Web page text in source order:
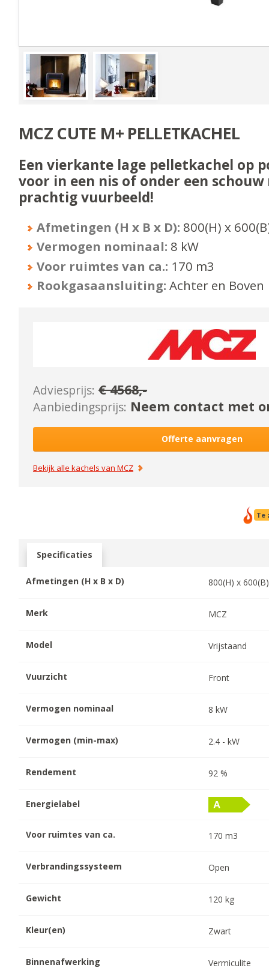
MCZ CUTE M+ PELLETKACHEL
Een vierkante lage pelletkachel op
voor in een nis of onder een schouw
prachtig vuurbeeld!
Afmetingen (H x B x D): 800(H) x 600
Vermogen nominaal: 8 kW
Voor ruimtes van ca.: 170 m3
Rookgasaansluiting: Achter en Boven
Adviesprijs: €4568,-
Aanbiedingsprijs: Neem contact met
Offerte aanvragen
Bekijk alle kachels vanMCZ
Te
Specificaties
Afmetingen (H x B x D) 800(H) x600
Merk MCZ
Model Vrijstaand
Vuurzicht Front
Vermogen nominaal 8 kW
Vermogen (min-max) 2.4 -kW
Rendement 92 %
Energielabel
Voor ruimtes van ca. 170 m3
Verbrandingssysteem Open
Gewicht 120 kg
Kleur(en) Zwart
Binnenafwerking Vermiculite